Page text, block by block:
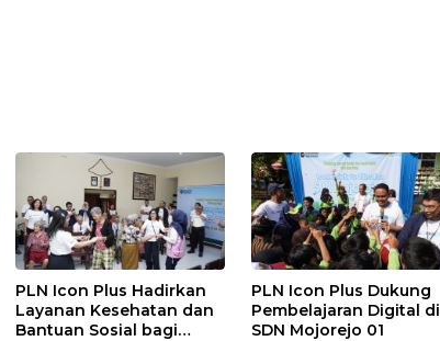
PLN Icon Plus Hadirkan
Layanan Kesehatan dan
Bantuan Sosial bagi
PLN Icon Plus Dukung
Pembelajaran Digital di
SDN Mojorejo 01